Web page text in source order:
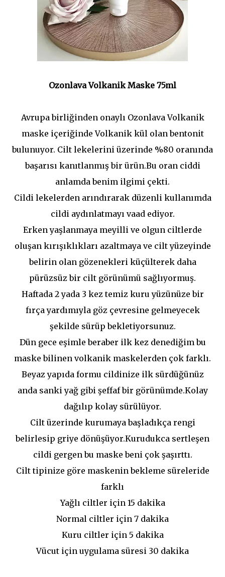
Ozonlava Volkanik Maske 75ml
Avrupa birliğinden onaylı Ozonlava Volkanik
maske içeriğinde Volkanik kül olan bentonit
bulunuyor. Cilt lekelerini üzerinde %80 oranında
başarısı kanıtlanmış bir ürün.Bu oran ciddi
anlamda benim ilgimi çekti.
Cildi lekelerden arındırarak düzenli kullanımda
cildi aydınlatmayı vaad ediyor.
Erken yaşlanmaya meyilli ve olgun ciltlerde
oluşan kırışıklıkları azaltmaya ve cilt yüzeyinde
belirin olan gözenekleri küçülterek daha
pürüzsüz bir cilt görünümü sağlıyormuş.
Haftada 2 yada 3 kez temiz kuru yüzünüze bir
fırça yardımıyla göz çevresine gelmeyecek
şekilde sürüp bekletiyorsunuz.
Dün gece eşimle beraber ilk kez denediğim bu
maske bilinen volkanik maskelerden çok farklı.
Beyaz yapıda formu cildinize ilk sürdüğünüz
anda sanki yağ gibi şeffaf bir görünümde.Kolay
dağılıp kolay sürülüyor.
Cilt üzerinde kurumaya başladıkça rengi
belirlesip griye dönüşüyor.Kurudukca sertleşen
cildi gergen bu maske beni çok şaşırttı.
Cilt tipinize göre maskenin bekleme süreleride
farklı
Yağlı ciltler için 15 dakika
Normal ciltler için 7 dakika
Kuru ciltler için 5 dakika
Vücut için uygulama süresi 30 dakika